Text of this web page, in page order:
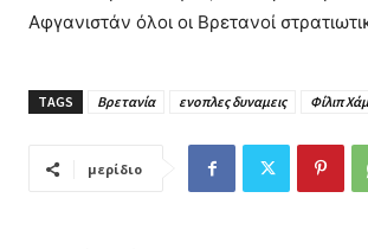
Αφγανιστάν όλοι οι Βρετανοί
TAGS Βρετανία ενοπλες δυναμεις Φίλιπ
μερίδιο